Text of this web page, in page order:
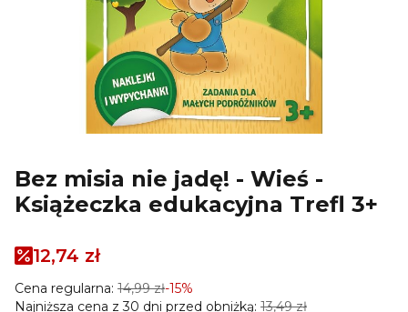
Bez misia nie jadę! - Wieś -
Książeczka edukacyjna Trefl 3+
12,74 zł
Cena regularna: 14,99 zł-15%
Najniższa cena z 30 dni przed obniżką: 13,49 zł